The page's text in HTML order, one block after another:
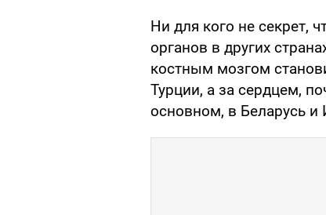
Ни для кого не секрет,
органов в других
костным мозгом
Турции, а за сердцем,
основном, в Беларусь